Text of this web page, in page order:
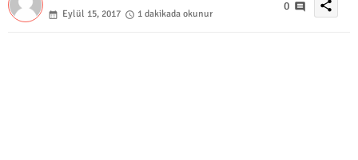
Eylül 15, 2017
1 dakikada okunur
0 share